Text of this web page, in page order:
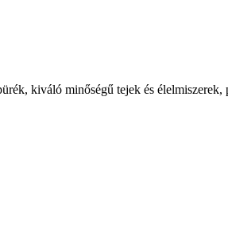
kiváló minőségű tejek és